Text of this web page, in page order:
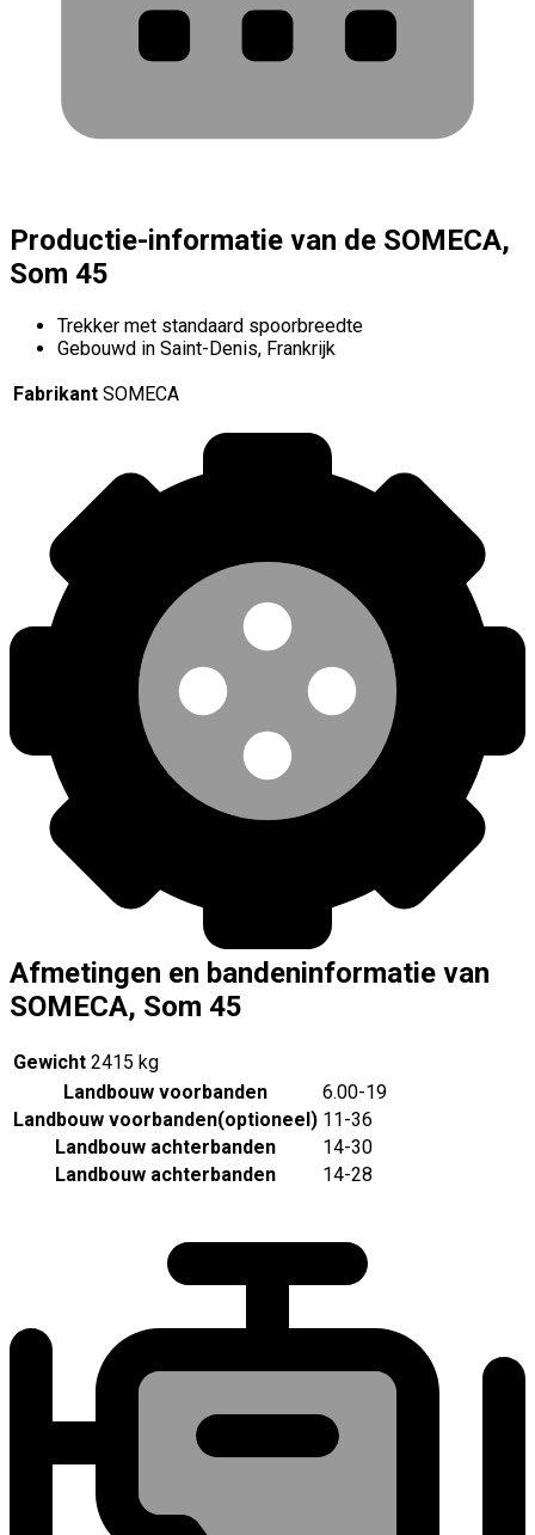
Productie-informatie van de SOMECA,
Som 45
Trekker met standaard spoorbreedte
Gebouwd in Saint-Denis, Frankrijk
Fabrikant SOMECA
Afmetingen en bandeninformatie van
SOMECA, Som 45
Gewicht 2415 kg
Landbouw voorbanden
6.00-19
Landbouw voorbanden(optioneel ) 11-36
Landbouw achterbanden
14-30
Landbouw achterbanden
14-28